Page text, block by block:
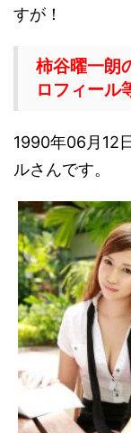
すが！
柿谷曜一朗
ロフィール
1990年06月12
ルさんです。